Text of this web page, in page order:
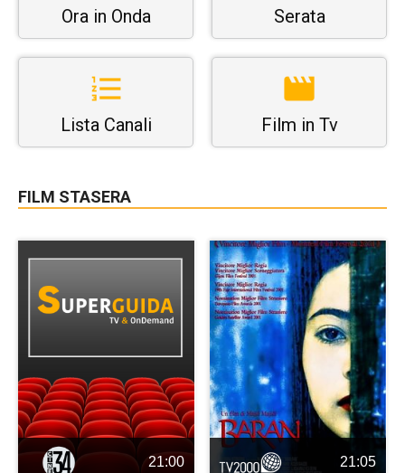
Ora in Onda Serata
Lista Canali Film in Tv
FILM STASERA
21:00 21:05